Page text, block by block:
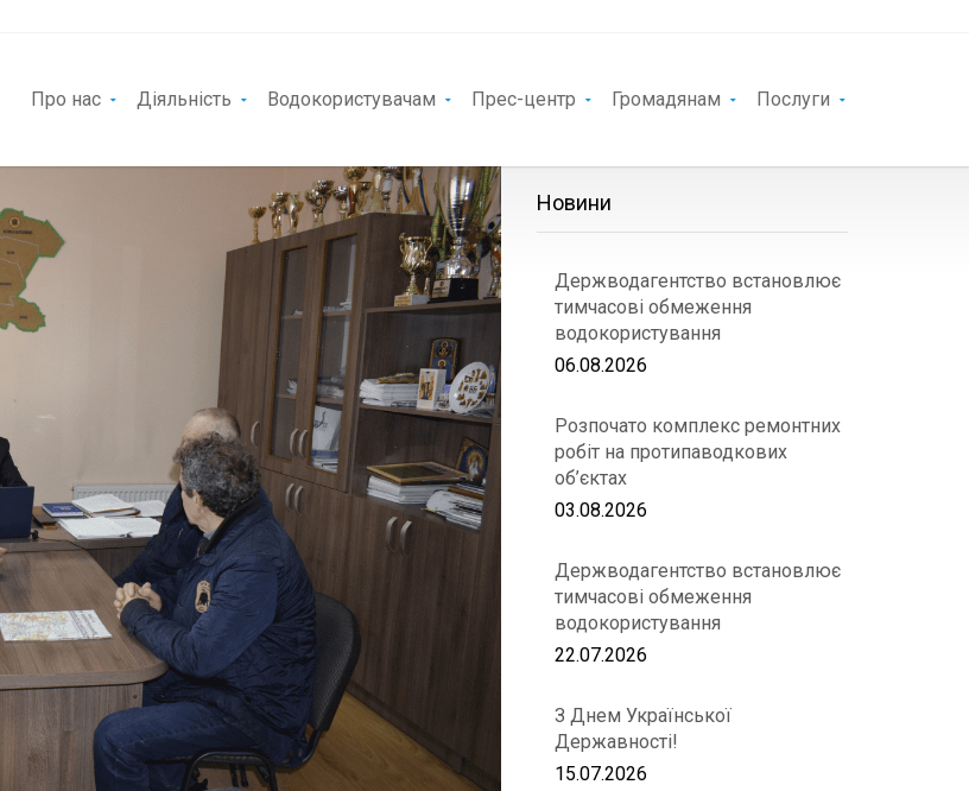
Про нас Діяльність Водокористувачам Прес-центр Громадянам Послуги
Новини
Держводагентство встановлює
тимчасові обмеження
водокористування
06.08.2026
Розпочато комплекс ремонтних
робіт на протипаводкових
об’єктах
03.08.2026
Держводагентство встановлює
тимчасові обмеження
водокористування
22.07.2026
З Днем Української
Державності!
15.07.2026